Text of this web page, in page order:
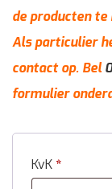
de producten te
Als particulier
contact op. Bel
formulier
KvK *